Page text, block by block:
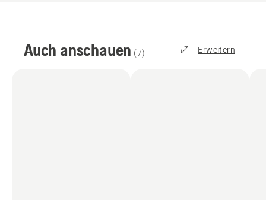
Auch anschauen (7) Erweitern